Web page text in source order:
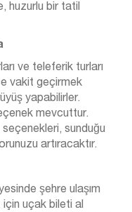
huzurlu bir tatil
ve teleferik turları
vakit geçirmek
yapabilirler.
mevcuttur.
sunduğu
artıracaktır.
şehre ulaşım
için uçak bileti al